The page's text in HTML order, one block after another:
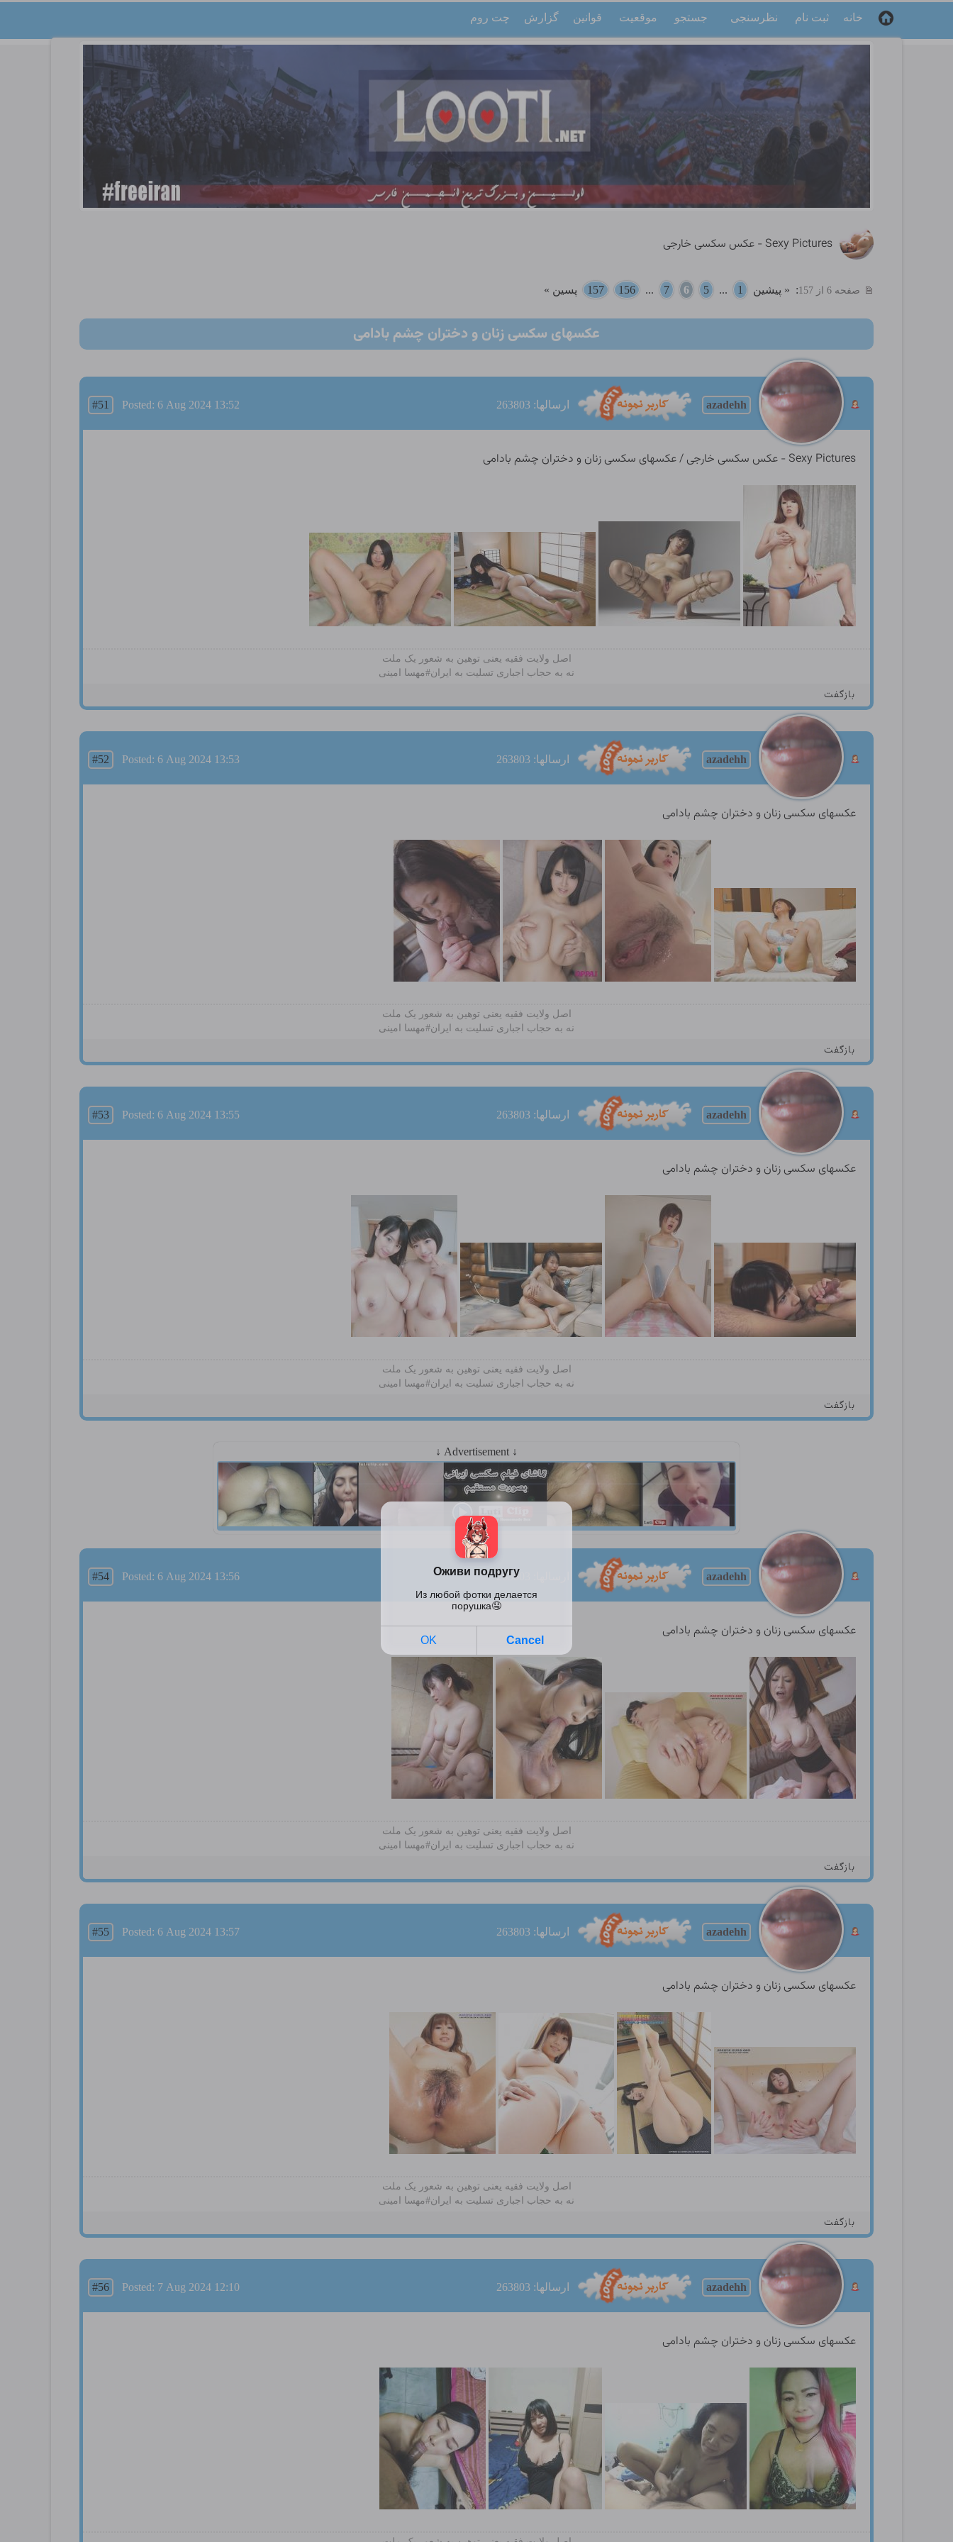
خانه ثبت نام نظرسنجی جستجو موقعیت قوانین گزارش چت روم
Sexy Pictures - عکس سکسی خارجی
صفحه 6 از 157 : « پیشین 1
...
5
6
7
...
156
157 پسین »
عکسهای سکسی زنان و دختران چشم بادامی
azadehh ارسالها: 263803 #51 Posted: 6 Aug 2024 13:52
Sexy Pictures - عکس سکسی خارجی / عکسهای سکسی زنان و دختران چشم بادامی
اصل ولایت فقیه یعنی‌ توهین به شعور یک ملت
نه به حجاب اجباری تسلیت به ایران#مهسا امینی
بازگفت
azadehh ارسالها: 263803 #52 Posted: 6 Aug 2024 13:53
عکسهای سکسی زنان و دختران چشم بادامی
اصل ولایت فقیه یعنی‌ توهین به شعور یک ملت
نه به حجاب اجباری تسلیت به ایران#مهسا امینی
بازگفت
azadehh ارسالها: 263803 #53 Posted: 6 Aug 2024 13:55
عکسهای سکسی زنان و دختران چشم بادامی
اصل ولایت فقیه یعنی‌ توهین به شعور یک ملت
نه به حجاب اجباری تسلیت به ایران#مهسا امینی
بازگفت
↓ Advertisement ↓
azadehh
#54 Posted: 6 Aug 2024 13:56
عکسهای سکسی زنان و دختران چشم بادامی
اصل ولایت فقیه یعنی‌ توهین به شعور یک ملت
نه به حجاب اجباری تسلیت به ایران#مهسا امینی
بازگفت
azadehh ارسالها: 263803 #55 Posted: 6 Aug 2024 13:57
عکسهای سکسی زنان و دختران چشم بادامی
اصل ولایت فقیه یعنی‌ توهین به شعور یک ملت
نه به حجاب اجباری تسلیت به ایران#مهسا امینی
بازگفت
azadehh ارسالها: 263803 #56 Posted: 7 Aug 2024 12:10
عکسهای سکسی زنان و دختران چشم بادامی